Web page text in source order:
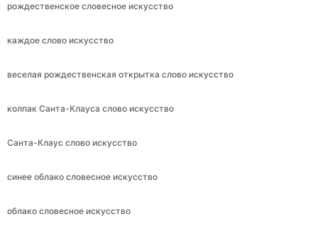
рождественское словесное искусство
каждое слово искусство
веселая рождественская открытка слово искусство
колпак Санта-Клауса слово искусство
Санта-Клаус слово искусство
синее облако словесное искусство
облако словесное искусство